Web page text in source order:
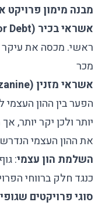
מבנה מימון פרויקט
אשראי בכיר (Senior Debt)
ראשי. מכסה את עיקר
מכר
אשראי מזנין (Mezzanine)
הפער בין ההון העצמי
יותר ולכן יקר יותר,
את ההון העצמי הנדרש
השלמת הון עצמי:
כנגד חלק ברווחי
סוגי פרויקטים